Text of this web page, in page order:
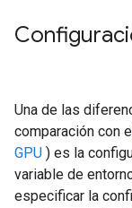
Una de las
comparación con
GPU ) es la
variable de
especificar la